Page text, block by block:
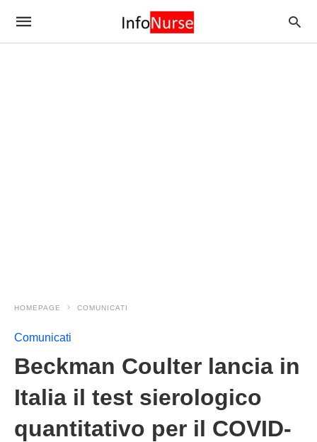
HOMEPAGE COMUNICATI
Comunicati
Beckman Coulter lancia in
Italia il test sierologico
quantitativo per il COVID-